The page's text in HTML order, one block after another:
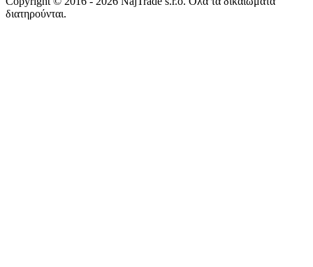
διατηρούνται.